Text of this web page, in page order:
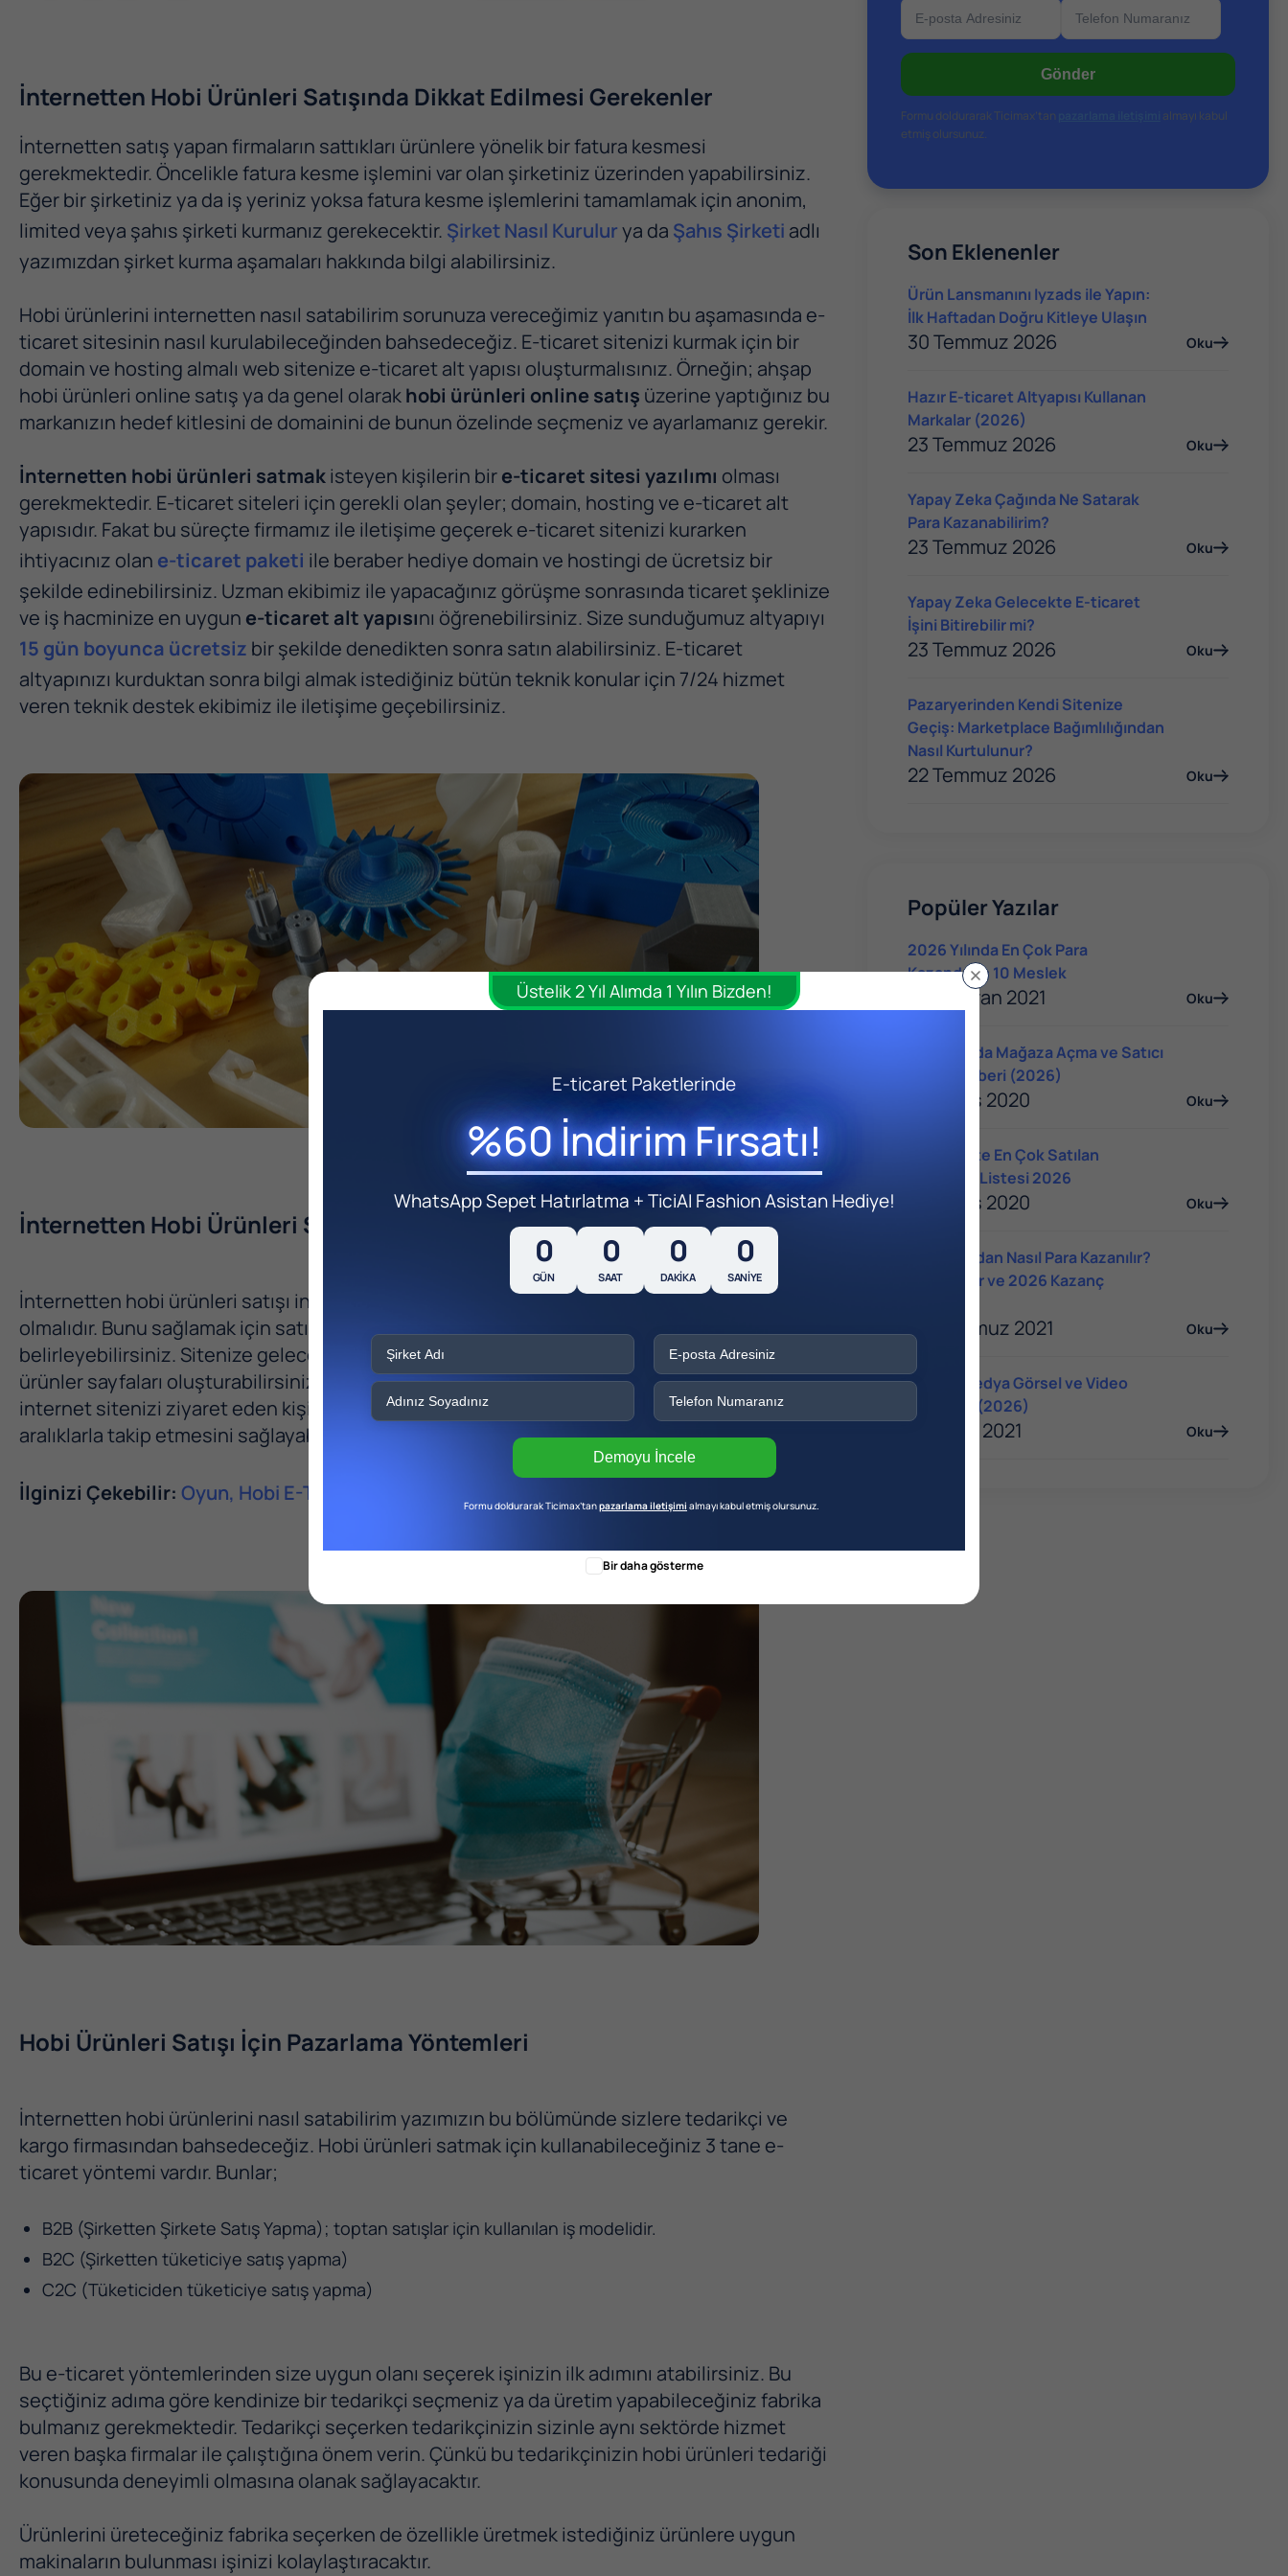
İnternetten Hobi Ürünleri Satışında Dikkat Edilmesi Gerekenler
İnternetten satış yapan firmaların sattıkları ürünlere yönelik bir fatura kesmesi
gerekmektedir. Öncelikle fatura kesme işlemini var olan şirketiniz üzerinden yapabilirsiniz.
Eğer bir şirketiniz ya da iş yeriniz yoksa fatura kesme işlemlerini tamamlamak için anonim,
limited veya şahıs şirketi kurmanız gerekecektir. Şirket Nasıl Kurulurya da Şahıs Şirketi adlı
yazımızdan şirket kurma aşamaları hakkında bilgi alabilirsiniz.
Hobi ürünlerini internetten nasıl satabilirim sorunuza vereceğimiz yanıtın bu aşamasında e-
ticaret sitesinin nasıl kurulabileceğinden bahsedeceğiz. E-ticaret sitenizi kurmak için bir
domain ve hosting almalı web sitenize e-ticaret alt yapısı oluşturmalısınız. Örneğin; ahşap
hobi ürünleri online satışya da genel olarakhobi ürünleri online satış üzerine yaptığınız bu
markanızın hedef kitlesini de domainini de bunun özelinde seçmeniz ve ayarlamanız gerekir.
İnternetten hobi ürünleri satmakisteyen kişilerin bire-ticaret sitesi yazılımı olması
gerekmektedir. E-ticaret siteleri için gerekli olan şeyler; domain, hosting ve e-ticaret alt
yapısıdır. Fakat bu süreçte firmamız ile iletişime geçerek e-ticaret sitenizi kurarken
ihtiyacınız olan e-ticaret paketi ile beraber hediye domain ve hostingi de ücretsiz bir
şekilde edinebilirsiniz. Uzman ekibimiz ile yapacağınız görüşme sonrasında ticaret şeklinize
ve iş hacminize en uygun e-ticaret alt yapısını öğrenebilirsiniz. Size sunduğumuz altyapıyı
15 gün boyunca ücretsiz bir şekilde denedikten sonra satın alabilirsiniz. E-ticaret
altyapınızı kurduktan sonra bilgi almak istediğiniz bütün teknik konular için 7/24 hizmet
veren teknik destek ekibimiz ile iletişime geçebilirsiniz.
İnternetten Hobi Ürünleri Satış Sitesi Kurulumu
İnternetten hobi ürünleri satışı internet sitenizin tasarımı kullanıcı deneyimine yönelik
olmalıdır. Bunu sağlamak için satış yapacağınız kategoriler ve alt kategorileri
belirleyebilirsiniz. Sitenize gelecek olan müşteri adaylarınız için popüler ürünler, yeni gelen
ürünler sayfaları oluşturabilirsiniz. Bununla beraber bir blog bölümü açabilir ve burada
internet sitenizi ziyaret eden kişiler için ilginç tasarımlar paylaşarak onların sizleri belirli
aralıklarla takip etmesini sağlayabilirsiniz.
İlginizi Çekebilir: Oyun, Hobi E-Ticaret Sitesi Örnekleri
Hobi Ürünleri Satışı İçin Pazarlama Yöntemleri
İnternetten hobi ürünlerini nasıl satabilirim yazımızın bu bölümünde sizlere tedarikçi ve
kargo firmasından bahsedeceğiz. Hobi ürünleri satmak için kullanabileceğiniz 3 tane e-
ticaret yöntemi vardır. Bunlar;
B2B (Şirketten Şirkete Satış Yapma); toptan satışlar için kullanılan iş modelidir.
B2C (Şirketten tüketiciye satış yapma)
C2C (Tüketiciden tüketiciye satış yapma)
Bu e-ticaret yöntemlerinden size uygun olanı seçerek işinizin ilk adımını atabilirsiniz. Bu
seçtiğiniz adıma göre kendinize bir tedarikçi seçmeniz ya da üretim yapabileceğiniz fabrika
bulmanız gerekmektedir. Tedarikçi seçerken tedarikçinizin sizinle aynı sektörde hizmet
veren başka firmalar ile çalıştığına önem verin. Çünkü bu tedarikçinizin hobi ürünleri tedariği
konusunda deneyimli olmasına olanak sağlayacaktır.
Ürünlerini üreteceğiniz fabrika seçerken de özellikle üretmek istediğiniz ürünlere uygun
makinaların bulunması işinizi kolaylaştıracaktır.
Gönder
Formu doldurarak Ticimax’tan
almayı kabul
etmiş olursunuz.
Son Eklenenler
Ürün Lansmanını Iyzads ile Yapın:
İlk Haftadan Doğru Kitleye Ulaşın
30 Temmuz 2026 Oku
Hazır E-ticaret Altyapısı Kullanan
Markalar (2026)
23 Temmuz 2026 Oku
Yapay Zeka Çağında Ne Satarak
Para Kazanabilirim?
23 Temmuz 2026 Oku
Yapay Zeka Gelecekte E-ticaret
İşini Bitirebilir mi?
23 Temmuz 2026 Oku
Pazaryerinden Kendi Sitenize
Geçiş: Marketplace Bağımlılığından
Nasıl Kurtulunur?
22 Temmuz 2026 Oku
Popüler Yazılar
2026 Yılında En Çok Para
Kazandıran 10 Meslek
04 Haziran 2021 Oku
Trendyol'da Mağaza Açma ve Satıcı
Olma Rehberi (2026)
14 Mayıs 2020 Oku
E-Ticarette En Çok Satılan
Ürünlerin Listesi 2026
14 Mayıs 2020 Oku
YouTube'dan Nasıl Para Kazanılır?
Yöntemler ve 2026 Kazanç
06 Temmuz 2021 Oku
Sosyal Medya Görsel ve Video
Boyutları (2026)
06 Ocak 2021 Oku
E-ticaret Paketlerinde
%60 İndirim Fırsatı!
WhatsApp Sepet Hatırlatma + TiciAI Fashion Asistan Hediye!
Üstelik 2 Yıl Alımda 1 Yılın Bizden!
0
GÜN
0
SAAT
0
DAKIKA
0
SANIYE
Demoyu İncele
Formu doldurarak Ticimax’tanpazarlama iletişimi almayı kabul etmiş olursunuz.
Bir daha gösterme